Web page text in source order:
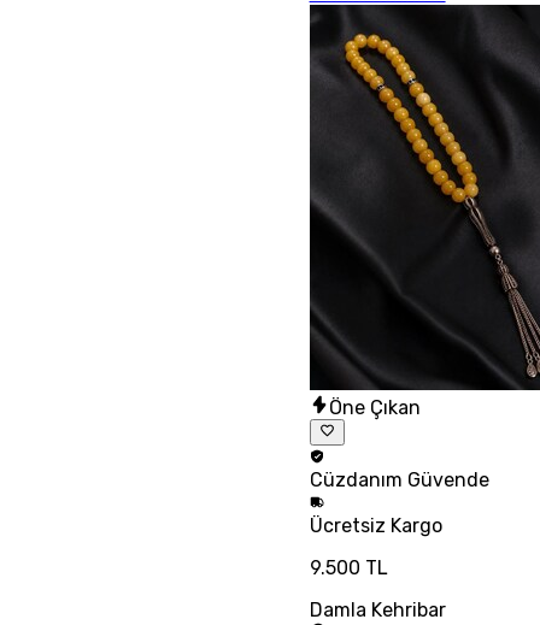
Öne Çıkan
Cüzdanım Güvende
Ücretsiz Kargo
9.500 TL
Damla Kehribar